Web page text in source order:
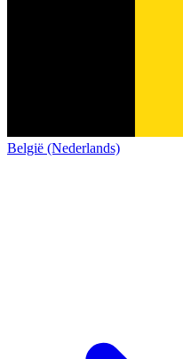
België (Nederlands)